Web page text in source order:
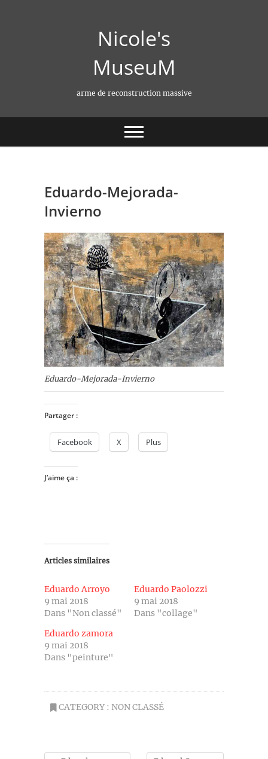
Nicole's
MuseuM
arme de reconstruction massive
Eduardo-Mejorada-
Invierno
Eduardo-Mejorada-Invierno
Partager :
Facebook X Plus
J’aime ça :
Articles similaires
Eduardo Arroyo
9 mai 2018
Dans "Non classé"
Eduardo Paolozzi
9 mai 2018
Dans "collage"
Eduardo zamora
9 mai 2018
Dans "peinture"
CATEGORY : NON CLASSÉ